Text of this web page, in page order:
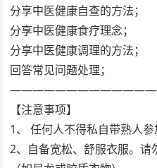
分享中医健康自查的方法；
分享中医健康食疗理念；
分享中医健康调理的方法；
回答常见问题处理；
【注意事项】
1、 任何人不得私自带熟人参
2、自备宽松、舒服衣服。